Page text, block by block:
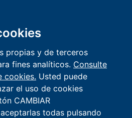
propias y de terceros
fines analíticos. Consulte
cookies. Usted puede
el uso de cookies
CAMBIAR
aceptarlas todas pulsando